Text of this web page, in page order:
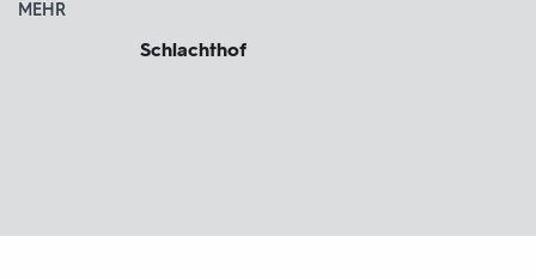
MEHR
Schlachthof